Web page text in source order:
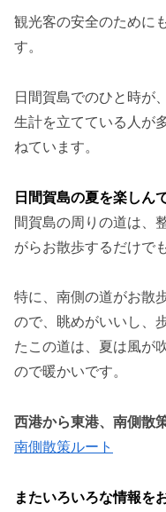
観光客の安全のために
す。
日間賀島でのひと時が
生計を立てている人が
ねています。
日間賀島の夏を楽しん
間賀島の周りの道は、
がらお散歩するだけで
特に、南側の道がお散
ので、眺めがいいし、
たこの道は、夏は風が
ので暖かいです。
西港から東港、南側散
南側散策ルート
またいろいろな情報を